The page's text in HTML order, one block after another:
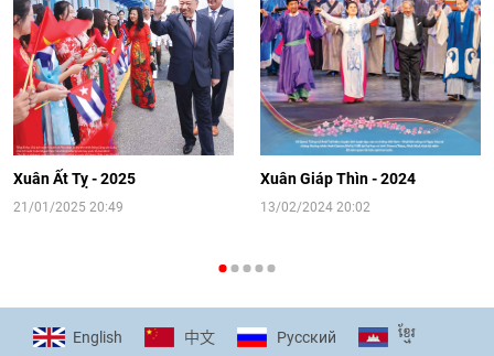
sinh Việt Nam tại trại hè Artek
14:41|12/06/2026
[Video] Đối ngoại nhân dân Thủ đô
hướng tới kết nối hiệu quả nguồn lực
người Việt Nam ở nước ngoài
16:58|10/06/2026
cùng thanh thiếu nhi tiên phong ứng
phó với biến đổi khí hậu
Xuân Ất Tỵ - 2025
21/01/2025 20:49
Xuân Giáp Thìn - 2024
13/02/2024 20:02
English 中文 Pусский ខ្មែរ